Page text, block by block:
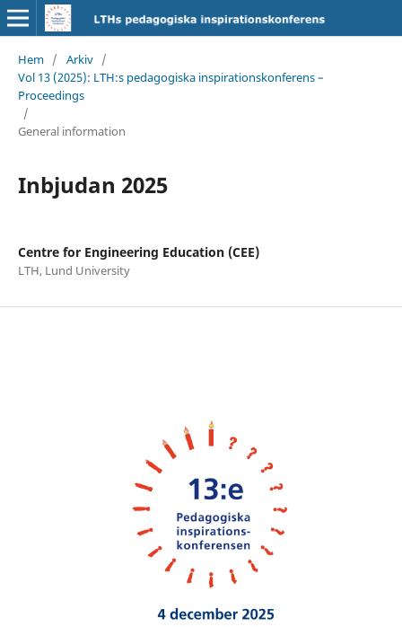
Hem / Arkiv /
Vol 13 (2025): LTH:s pedagogiska inspirationskonferens –
Proceedings
/
General information
Inbjudan 2025
Centre for Engineering Education (CEE)
LTH, Lund University